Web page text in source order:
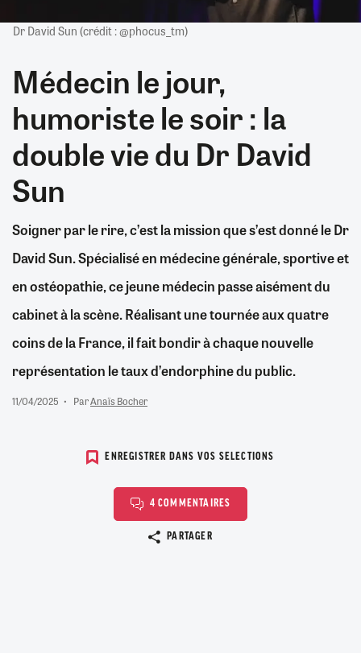
Dr David Sun (crédit : @phocus_tm)
Médecin le jour,
humoriste le soir : la
double vie du Dr David
Sun
Soigner par le rire, c’est la mission que s’est donné le Dr
David Sun. Spécialisé en médecine générale, sportive et
en ostéopathie, ce jeune médecin passe aisément du
cabinet à la scène. Réalisant une tournée aux quatre
coins de la France, il fait bondir à chaque nouvelle
représentation le taux d’endorphine du public.
11/04/2025 ParAnaïs Bocher
ENREGISTRER DANS VOS SELECTIONS
4 COMMENTAIRES
PARTAGER